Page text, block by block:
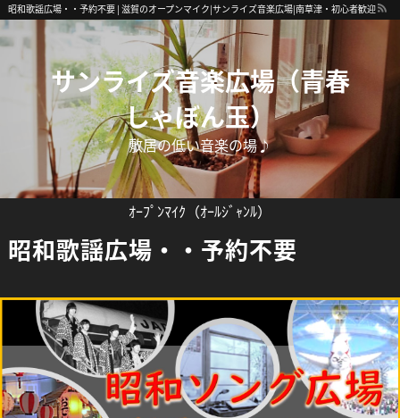
昭和歌謡広場・・予約不要 | 滋賀のオープンマイク|サンライズ音楽広場|南草津・初心者歓迎
サンライズ音楽広場（青春
しゃぼん玉）
敷居の低い音楽の場♪
ｵｰﾌﾟﾝﾏｲｸ（ｵｰﾙｼﾞｬﾝﾙ）
昭和歌謡広場・・予約不要